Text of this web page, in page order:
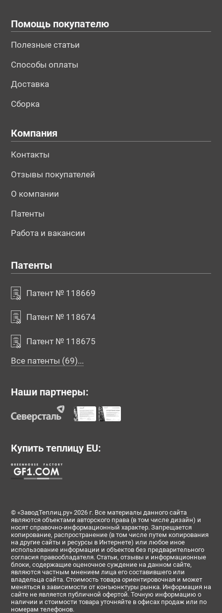
Помощь покупателю
Полезные статьи
Способы оплаты
Доставка
Сборка
Компания
Контакты
Отзывы покупателей
О компании
Патенты
Работа и вакансии
Патенты
Патент № 118669
Патент № 118674
Патент № 118675
Все патенты (69)...
Наши партнеры:
Купить теплицу EU:
© «ЗаводТеплиц.ру» 2026 г. Все материалы данного сайта
являются объектами авторского права (в том числе дизайн) и
носят справочно-информационный характер. Запрещается
копирование, распространение (в том числе путем копирования
на другие сайты и ресурсы в Интернете) или любое иное
использование информации и объектов без предварительного
согласия правообладателя. Статьи, отзывы и информационные
блоки, содержащие оценочное суждение на данном сайте,
являются частным мнением лица его составившего или
владельца сайта. Стоимость товара ориентировочная и может
меняться в зависимости от конъюнктуры рынка. Информация на
сайте не является публичной офертой. Точную информацию о
наличии и стоимости товара уточняйте в офисах продаж или по
номерам телефонов.